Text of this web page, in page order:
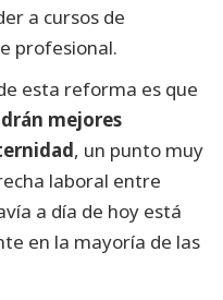
a cursos de
profesional.
esta reforma es que
mejores
, un punto muy
laboral entre
a día de hoy está
en la mayoría de las